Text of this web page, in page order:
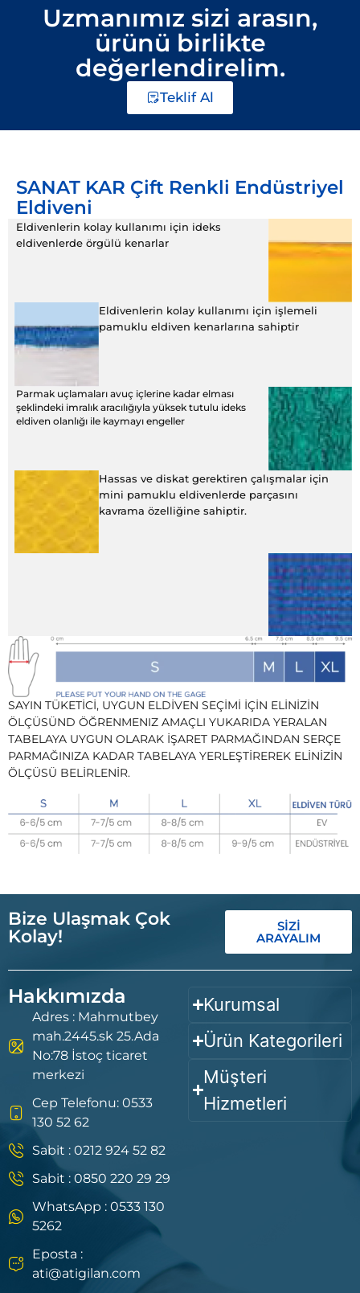
Uzmanımız sizi arasın,
ürünü birlikte
değerlendirelim.
Teklif Al
SANAT KAR Çift Renkli Endüstriyel
Eldiveni
Eldivenlerin kolay kullanımı için ideks
eldivenlerde örgülü kenarlar
Eldivenlerin kolay kullanımı için işlemeli
pamuklu eldiven kenarlarına sahiptir
Parmak uçlamaları avuç içlerine kadar elması
şeklindeki imralık aracılığıyla yüksek tutulu ideks
eldiven olanlığı ile kaymayı engeller
Hassas ve diskat gerektiren çalışmalar için
mini pamuklu eldivenlerde parçasını
kavrama özelliğine sahiptir.
SAYIN TÜKETİCİ, UYGUN ELDİVEN SEÇİMİ İÇİN ELİNİZİN
ÖLÇÜSÜND ÖĞRENMENIZ AMAÇLI YUKARIDA YERALAN
TABELAYA UYGUN OLARAK İŞARET PARMAĞINDAN SERÇE
PARMAĞINIZA KADAR TABELAYA YERLEŞTİREREK ELİNİZİN
ÖLÇÜSÜ BELİRLENİR.
Bize Ulaşmak Çok
Kolay!
SİZİ
ARAYALIM
Hakkımızda
Adres : Mahmutbey
mah.2445.sk 25.Ada
No:78 İstoç ticaret
merkezi
Cep Telefonu: 0533
130 52 62
Sabit : 0212 924 52 82
Sabit : 0850 220 29 29
WhatsApp : 0533 130
5262
Eposta :
ati@atigilan.com
Kurumsal
Ürün Kategorileri
Müşteri
Hizmetleri